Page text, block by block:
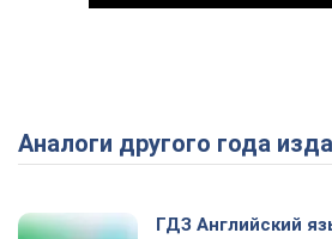
Аналоги другого года
ГДЗ Английский